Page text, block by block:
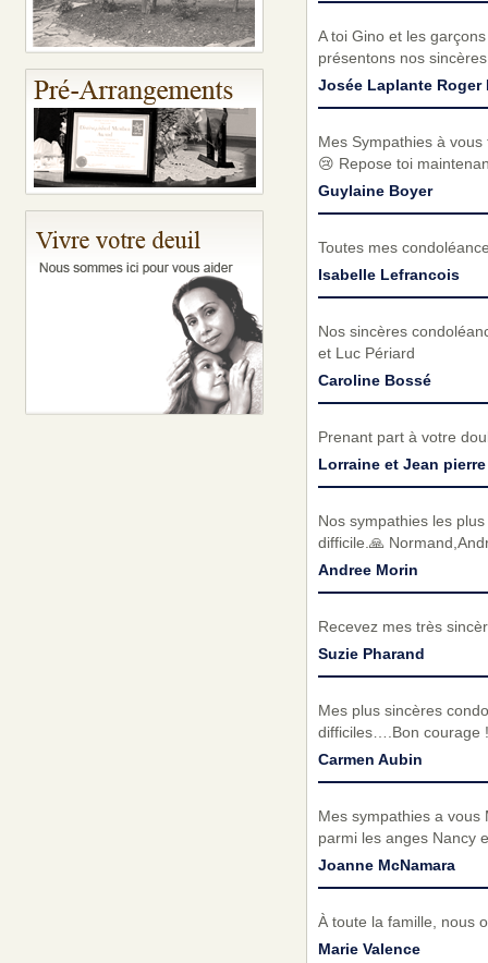
A toi Gino et les
présentons nos
Josée Laplante Roger
Mes Sympathies à
😢 Repose toi
Guylaine Boyer
Toutes mes
Isabelle Lefrancois
Nos sincères
et Luc Périard
Caroline Bossé
Prenant part à votre
Lorraine et Jean
Nos sympathies les
difficile.🙏
Andree Morin
Recevez mes très
Suzie Pharand
Mes plus sincères
difficiles….Bon courage !
Carmen Aubin
Mes sympathies a vous
parmi les anges Nancy
Joanne McNamara
À toute la famille, nous
Marie Valence